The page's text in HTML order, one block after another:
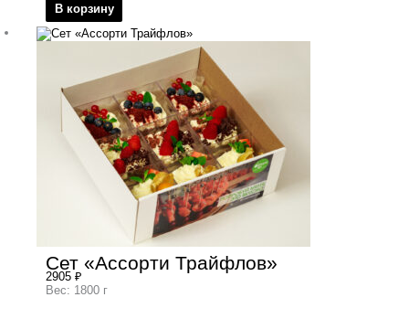
В корзину
Сет «Ассорти Трайфлов»
2905 ₽
Вес: 1800 г